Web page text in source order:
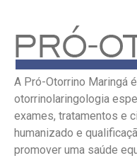
A Pró-Otorrino Maringá
otorrinolaringologia
exames, tratamentos e
humanizado e
promover uma saúde